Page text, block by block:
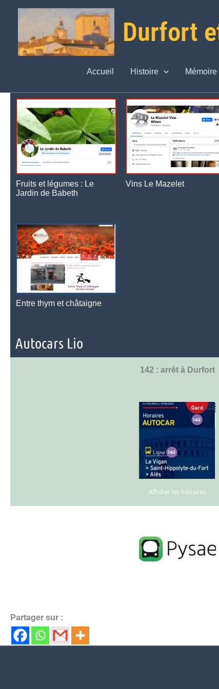
Durfort
Accueil Histoire
Fruits et légumes : Le
Jardin de Babeth
Vins Le Mazelet
Entre thym et châtaigne
Autocars Lio
142 : arrêt à Durfort
Afficher les horraires
Partager sur :